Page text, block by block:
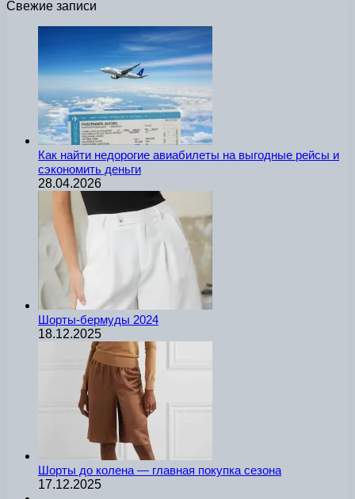
Свежие записи
Как найти недорогие авиабилеты на выгодные рейсы и
сэкономить деньги
28.04.2026
Шорты-бермуды 2024
18.12.2025
Шорты до колена — главная покупка сезона
17.12.2025